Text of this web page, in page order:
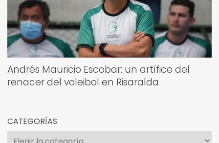
Andrés Mauricio Escobar: un artífice del
renacer del voleibol en Risaralda
CATEGORÍAS
Categorías